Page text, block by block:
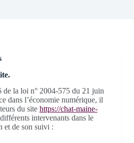
de la loi n° 2004-575 du 21 juin
dans l’économie numérique, il
du site https://chat-maine-
intervenants dans le
et de son suivi :